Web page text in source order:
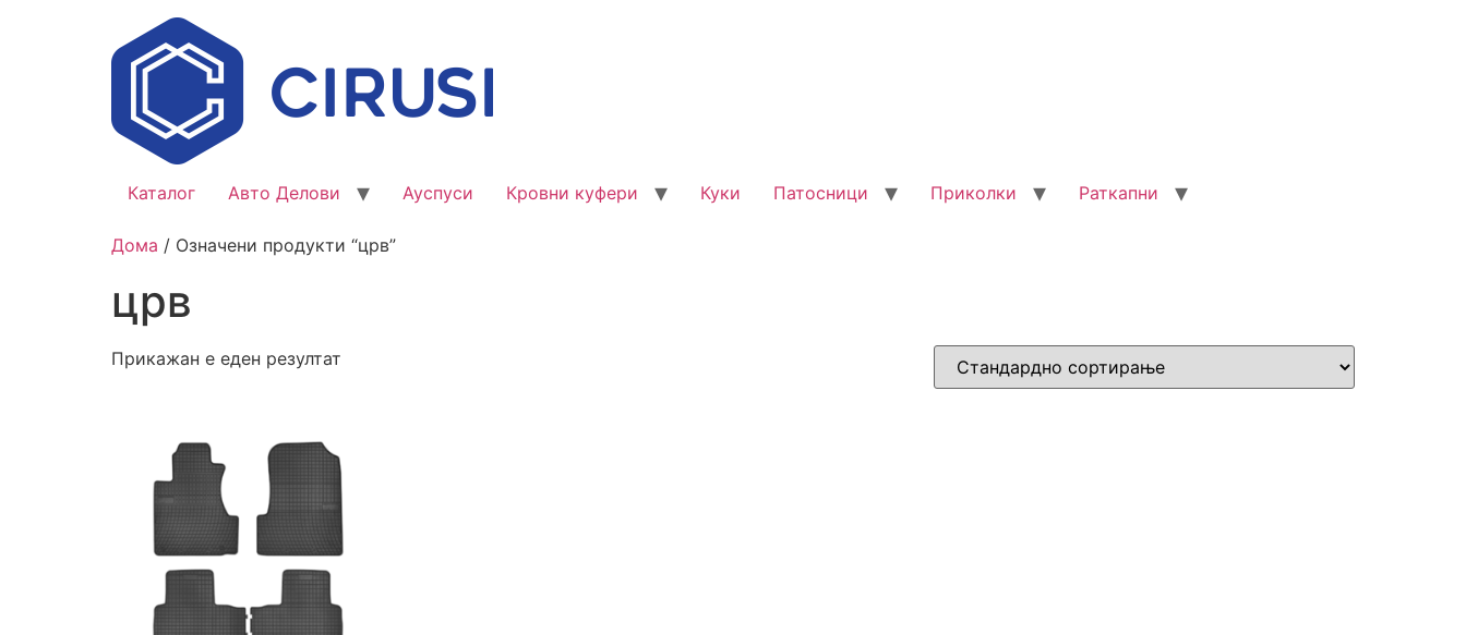
Каталог Авто Делови Ауспуси Кровни куфери Куки Патосници Приколки Раткапни
Дома / Означени продукти “црв”
црв
Прикажан е еден резултат